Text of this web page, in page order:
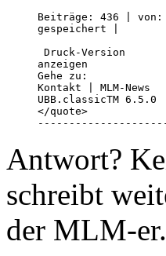
Beiträge: 436 |
gespeichert |
Druck-Version
anzeigen
Gehe zu:
Kontakt | MLM-News
UBB.classicTM 6.5.0
</quote>
Antwort?
schreibt
der MLM-